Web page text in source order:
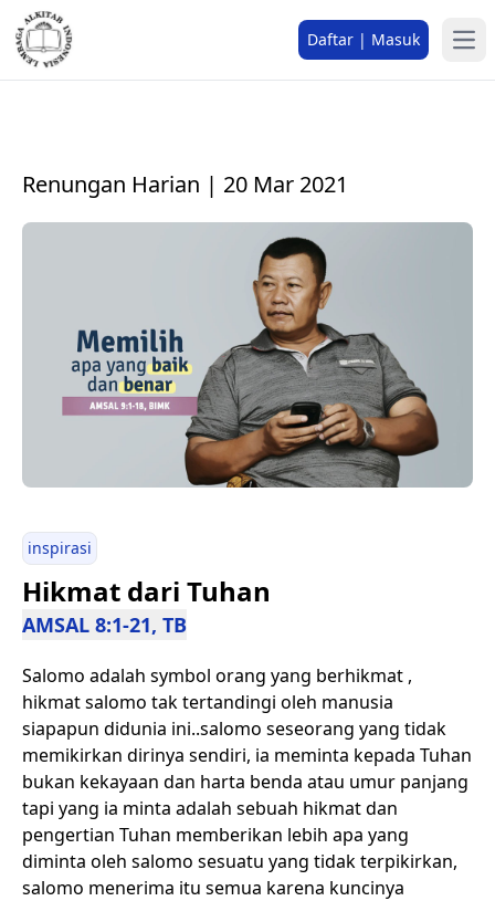
Daftar | Masuk
Renungan Harian | 20 Mar 2021
inspirasi
Hikmat dari Tuhan
AMSAL 8:1-21, TB
Salomo adalah symbol orang yang berhikmat ,
hikmat salomo tak tertandingi oleh manusia
siapapun didunia ini..salomo seseorang yang tidak
memikirkan dirinya sendiri, ia meminta kepada Tuhan
bukan kekayaan dan harta benda atau umur panjang
tapi yang ia minta adalah sebuah hikmat dan
pengertian Tuhan memberikan lebih apa yang
diminta oleh salomo sesuatu yang tidak terpikirkan,
salomo menerima itu semua karena kuncinya